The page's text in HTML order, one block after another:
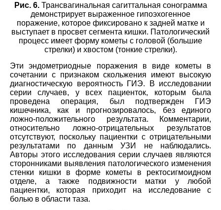
Рис. 6.Трансвагинальная сагиттальная сонограмма
демонстрирует выраженное гипоэхогенное
поражение, которое фиксировано к задней матке и
выступает в просвет сегмента кишки. Патологический
процесс имеет форму кометы с головой (большие
стрелки) и хвостом (тонкие стрелки).
Эти эндометриодные поражения в виде кометы в
сочетании с признаком скольжения имеют высокую
диагностическую вероятность ГИЭ. В исследовании
серии случаев, у всех пациенток, которым была
проведена операция, был подтвержден ГИЭ
кишечника, как и прогнозировалось, без единого
ложно-положительного результата. Комментарии,
относительно ложно-отрицательных результатов
отсутствуют, поскольку пациентки с отрицательными
результатами по данным УЗИ не наблюдались.
Авторы этого исследования серии случаев являются
сторонниками выявления патологического изменения
стенки кишки в форме кометы в ректосигмоидном
отделе, а также подвижности матки у любой
пациентки, которая приходит на исследование с
болью в области таза.